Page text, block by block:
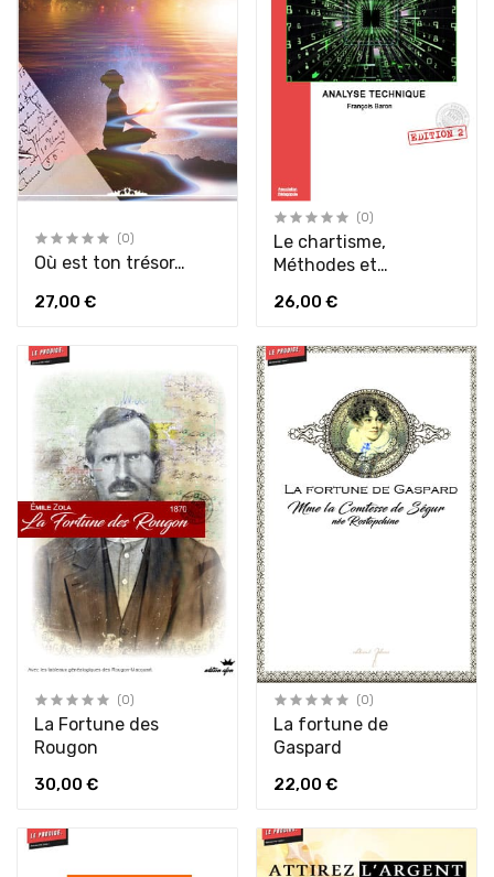
(0)
Où est ton trésor…
27,00 €
(0)
Le chartisme,
Méthodes et
gagner en Bourse
26,00 €
(0)
La Fortune des
Rougon
30,00 €
(0)
La fortune de
Gaspard
22,00 €